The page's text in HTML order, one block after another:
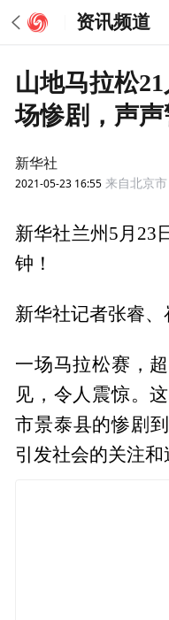
资讯频道
山地马拉松
场惨剧，声
新华社
2021-05-23 16:55 来自北京市
新华社兰州5月23
钟！
新华社记者张睿、
一场马拉松赛，
见，令人震惊。
市景泰县的惨剧
引发社会的关注和